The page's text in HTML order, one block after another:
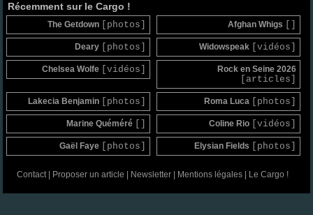
Récemment sur le Cargo !
The Getdown [photos] Afghan Whigs
Deary [photos] Widowspeak [vidéos]
Chelsea Wolfe [vidéos] Rock en Seine 2026
[articles]
Lakecia Benjamin [photos] Roma Luca [photos]
Marine Quéméré Coline Rio [vidéos]
Gaël Faye [photos] Elysian Fields [photos]
Contact| Proposer un article Newsletter| Mentions légales| Le Cargo !